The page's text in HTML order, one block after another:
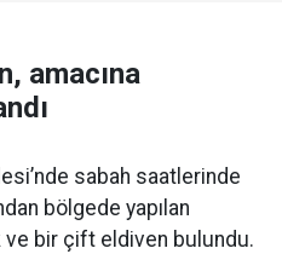
amacına
sabah saatlerinde
bölgede yapılan
bir çift eldiven bulundu.